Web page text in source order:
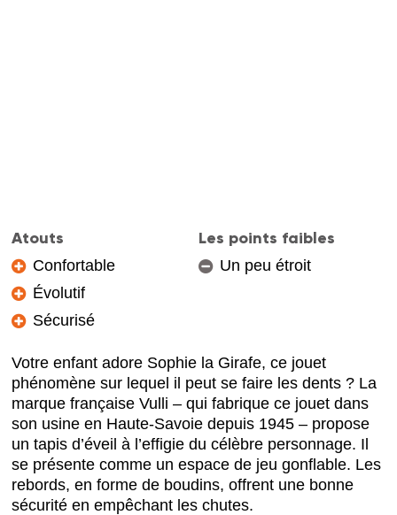
Atouts
Confortable
Évolutif
Sécurisé
Les points faibles
Un peu étroit
Votre enfant adore Sophie la Girafe, ce jouet
phénomène sur lequel il peut se faire les dents ? La
marque française Vulli – qui fabrique ce jouet dans
son usine en Haute-Savoie depuis 1945 – propose
un tapis d’éveil à l’effigie du célèbre personnage. Il
se présente comme un espace de jeu gonflable. Les
rebords, en forme de boudins, offrent une bonne
sécurité en empêchant les chutes.